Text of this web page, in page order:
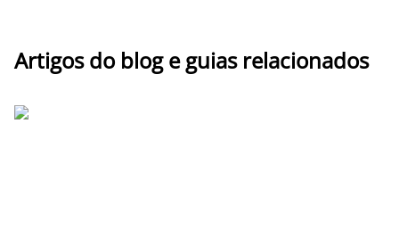
Artigos do blog e guias relacionados